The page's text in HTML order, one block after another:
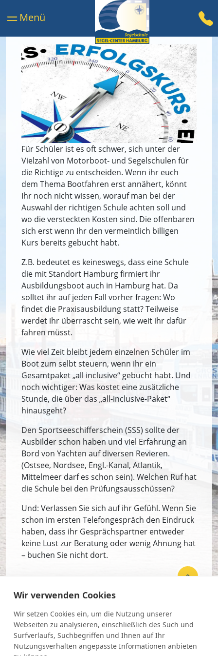
Für Schüler ist es oft schwer, sich unter der
Vielzahl von Motorboot- und Segelschulen für
die Richtige zu entscheiden. Wenn ihr euch
dem Thema Bootfahren erst annähert, könnt
Ihr noch nicht wissen, worauf man bei der
Auswahl der richtigen Schule achten soll und
wo die versteckten Kosten sind. Die offenbaren
sich erst wenn Ihr den vermeintlich billigen
Kurs bereits gebucht habt.
Z.B. bedeutet es keineswegs, dass eine Schule
die mit Standort Hamburg firmiert ihr
Ausbildungsboot auch in Hamburg hat. Da
solltet ihr auf jeden Fall vorher fragen: Wo
findet die Praxisausbildung statt? Teilweise
werdet ihr überrascht sein, wie weit ihr dafür
fahren müsst.
Wie viel Zeit bleibt jedem einzelnen Schüler im
Boot zum selbt steuern, wenn ihr ein
Gesamtpaket „all inclusive“ gebucht habt. Und
noch wichtiger: Was kostet eine zusätzliche
Stunde, die über das „all-inclusive-Paket“
hinausgeht?
Den Sportseeschifferschein (SSS) sollte der
Ausbilder schon haben und viel Erfahrung an
Bord von Yachten auf diversen Revieren.
(Ostsee, Nordsee, Engl.-Kanal, Atlantik,
Mittelmeer darf es schon sein). Welchen Ruf hat
die Schule bei den Prüfungsausschüssen?
Und: Verlassen Sie sich auf ihr Gefühl. Wenn Sie
schon im ersten Telefongespräch den Eindruck
haben, dass ihr Gesprächspartner entweder
keine Lust zur Beratung oder wenig Ahnung hat
– buchen Sie nicht dort.
Newsletter
AGB
Datenschutz
Wir verwenden Cookies
Wir setzen Cookies ein, um die Nutzung unserer
Webseiten zu analysieren, einschließlich des Such und
Surfverlaufs, Suchbegriffen und Ihnen auf Ihr
Nutzungsverhalten angepasste Informationen anbieten